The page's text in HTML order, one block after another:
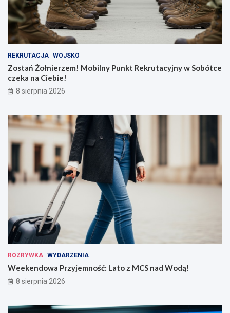
REKRUTACJA WOJSKO
Zostań Żołnierzem! Mobilny Punkt Rekrutacyjny w Sobótce
czeka na Ciebie!
8 sierpnia 2026
ROZRYWKA WYDARZENIA
Weekendowa Przyjemność: Lato z MCS nad Wodą!
8 sierpnia 2026